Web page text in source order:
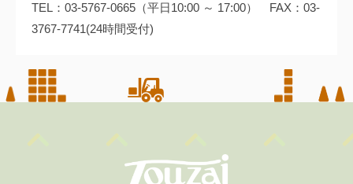
TEL：03-5767-0665（平日10:00 ～ 17:00） FAX：03-
3767-7741(24時間受付)